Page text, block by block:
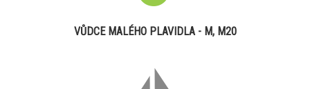
VŮDCE MALÉHO PLAVIDLA - M, M20